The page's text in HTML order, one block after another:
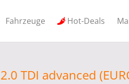
Fahrzeuge Hot-Deals
TDI advanced